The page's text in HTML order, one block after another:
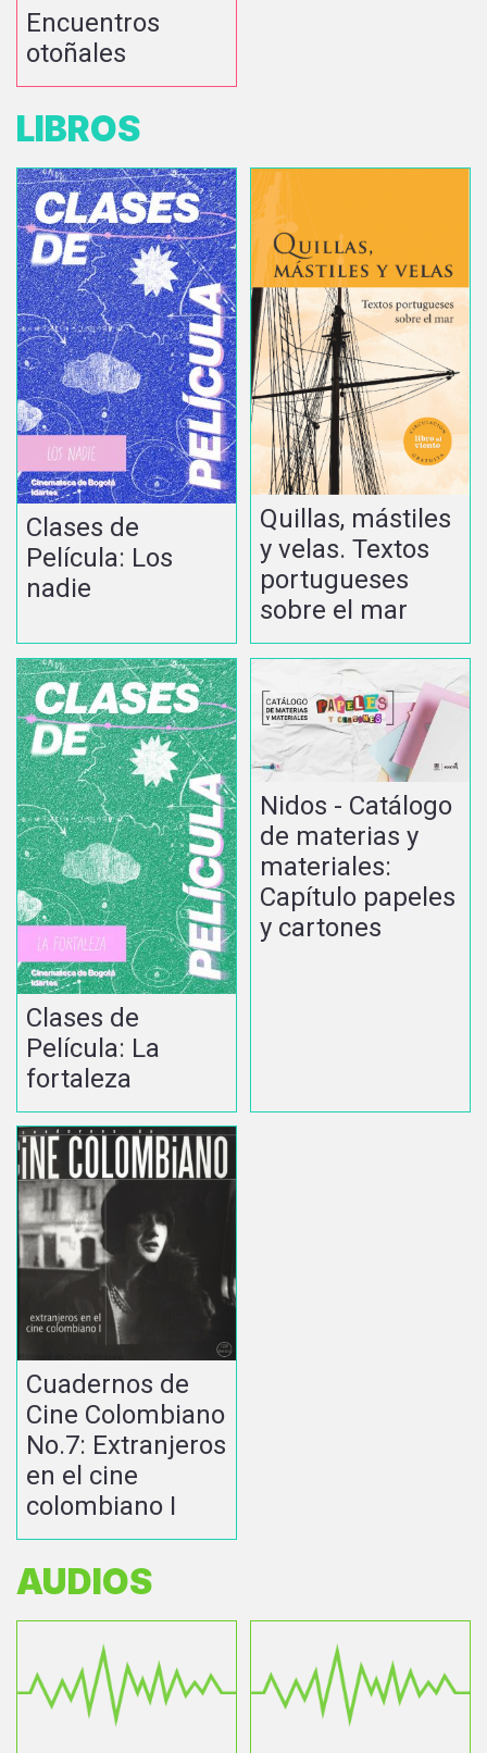
Encuentros
otoñales
LIBROS
Clases de
Película: Los
nadie
Quillas, mástiles
y velas. Textos
portugueses
sobre el mar
Clases de
Película: La
fortaleza
Nidos - Catálogo
de materias y
materiales:
Capítulo papeles
y cartones
Cuadernos de
Cine Colombiano
No.7: Extranjeros
en el cine
colombiano I
AUDIOS